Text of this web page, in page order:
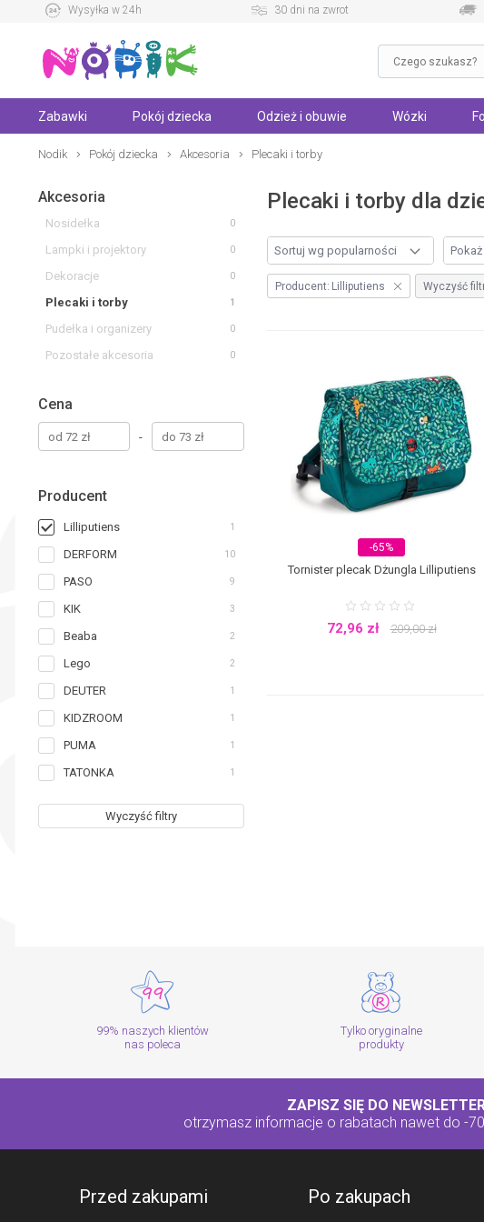
Wysyłka w 24h 30 dni na zwrot
Zabawki Pokój dziecka Odzież i obuwie Wózki
Nodik Pokój dziecka Akcesoria Plecaki i torby
Plecaki i torby dla
Akcesoria
Nosidełka 0
Lampki i projektory 0
Dekoracje 0
Plecaki i torby 1
Pudełka i organizery 0
Pozostałe akcesoria 0
Cena
-
Producent
Lilliputiens 1
DERFORM 10
PASO 9
KIK 3
Beaba 2
Lego 2
DEUTER 1
KIDZROOM 1
PUMA 1
TATONKA 1
Wyczyść filtry
Wyczyść
Producent: Lilliputiens
-65%
Tornister plecak Dżungla Lilliputiens
72,96 zł 209,00zł
99% naszych klientów
nas poleca
Tylko oryginalne
produkty
ZAPISZ SIĘ DO
otrzymasz informacje o rabatach nawet do -
Przed zakupami Po zakupach